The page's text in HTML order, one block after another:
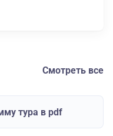
Смотреть все
тура в pdf